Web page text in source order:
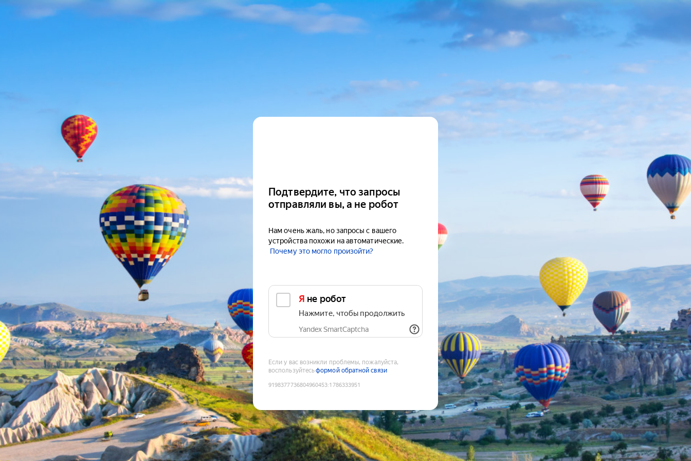
Подтвердите, что запросы
отправляли вы, а не робот
Нам очень жаль, но запросы с вашего
устройства похожи на автоматические.
Почему это могло произойти?
Я не робот
Нажмите, чтобы продолжить
Yandex SmartCaptcha
Если у вас возникли проблемы, пожалуйста,
воспользуйтесьформой обратной связи
9198377736804960453:1786333951